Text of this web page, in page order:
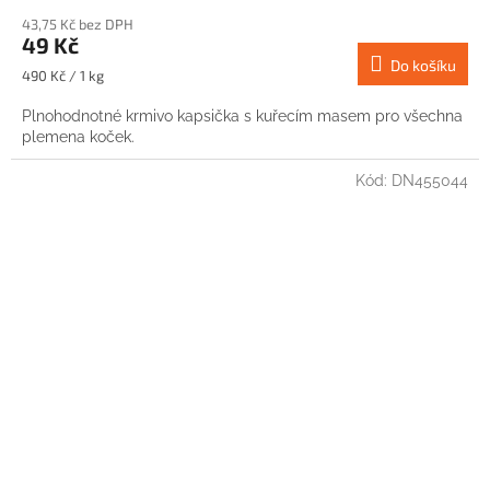
43,75 Kč bez DPH
49 Kč
Měrná
490 Kč / 1 kg
Do košíku
Plnohodnotné krmivo kapsička s kuřecím masem pro všechna
plemena koček.
Kód: DN455044